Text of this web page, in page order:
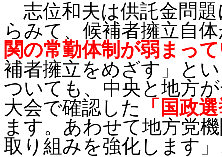
志位和夫は供託金問題
らみて、候補者擁立自
関の常勤体制が弱まっ
補者擁立をめざす」と
ついても、中央と地方
大会で確認した
「国政
ます。あわせて地方党
取り組みを強化します